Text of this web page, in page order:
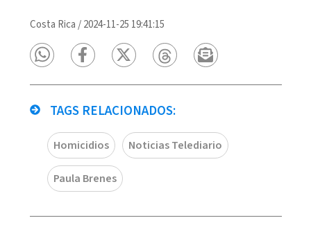
Costa Rica /2024-11-25 19:41:15
TAGS RELACIONADOS:
Homicidios Noticias Telediario
Paula Brenes